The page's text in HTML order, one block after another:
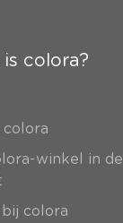
colora?
colora
winkel in de
colora